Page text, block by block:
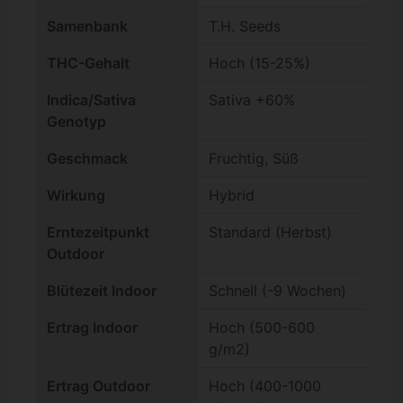
Samenbank T.H. Seeds
THC-Gehalt Hoch (15-25%)
Indica/Sativa
Genotyp
Sativa +60%
Geschmack Fruchtig, Süß
Wirkung Hybrid
Erntezeitpunkt
Outdoor
Standard (Herbst)
Blütezeit Indoor Schnell (-9 Wochen)
Ertrag Indoor
Hoch (500-600
g/m2)
Ertrag Outdoor
Hoch (400-1000